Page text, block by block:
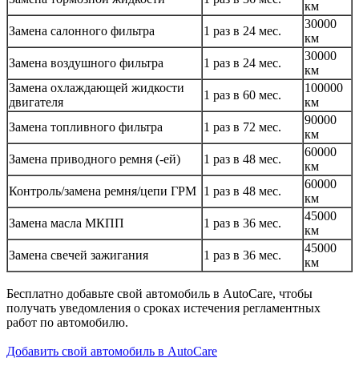
км
Замена салонного фильтра
1 раз в 24 мес.
30000
км
Замена воздушного фильтра
1 раз в 24 мес.
30000
км
Замена охлаждающей жидкости
двигателя
1 раз в 60 мес.
100000
км
Замена топливного фильтра
1 раз в 72 мес.
90000
км
Замена приводного ремня (-ей)
1 раз в 48 мес.
60000
км
Контроль/замена ремня/цепи ГРМ 1 раз в 48 мес.
60000
км
Замена масла МКПП
1 раз в 36 мес.
45000
км
Замена свечей зажигания
1 раз в 36 мес.
45000
км
Бесплатно добавьте свой автомобиль в AutoCare, чтобы
получать уведомления о сроках истечения регламентных
работ по автомобилю.
Добавить свой автомобиль в AutoCare